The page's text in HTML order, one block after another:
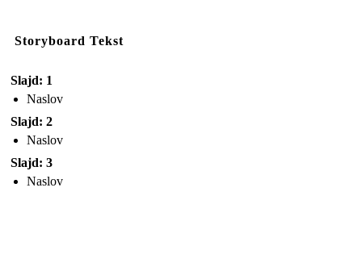
Storyboard Tekst
Slajd: 1
Naslov
Slajd: 2
Naslov
Slajd: 3
Naslov